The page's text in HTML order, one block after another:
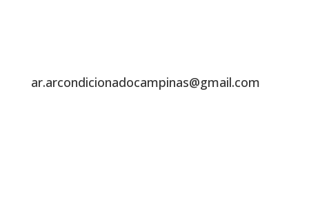
ar.arcondicionadocampinas@gmail.com